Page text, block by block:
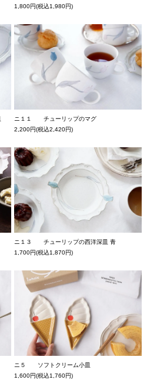
1,800円(税込1,980円)
ニ１１ チューリップのマグ
2,200円(税込2,420円)
ニ１３ チューリップの西洋深皿 青
1,700円(税込1,870円)
ニ５ ソフトクリーム小皿
1,600円(税込1,760円)